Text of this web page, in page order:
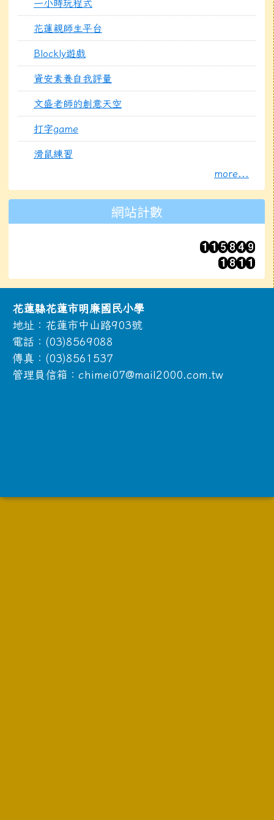
一小時玩程式
花蓮親師生平台
Blockly遊戲
資安素養自我評量
文盛老師的創意天空
打字game
滑鼠練習
more...
網站計數
頁尾區域內容
花蓮縣花蓮市明廉國民小學
地址：花蓮市中山路903號
電話：(03)8569088
傳真：(03)8561537
管理員信箱：chimei07@mail2000.com.tw